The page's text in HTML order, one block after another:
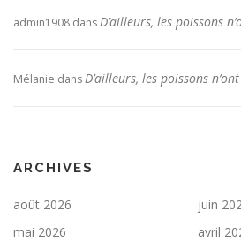
admin1908 dansD’ailleurs, les poissons
Mélanie dansD’ailleurs, les poissons
ARCHIVES
août 2026
juin
mai 2026
avril